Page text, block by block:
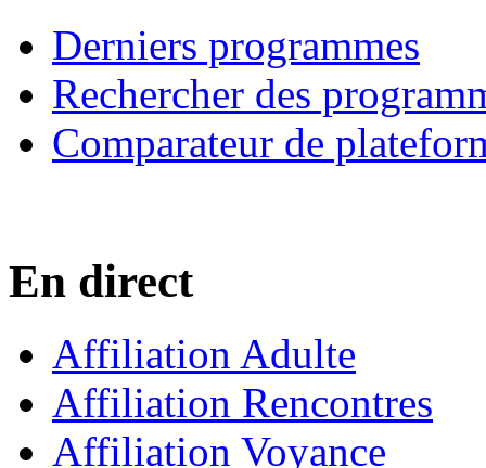
Derniers programmes
Rechercher des
Comparateur de
En direct
Affiliation Adulte
Affiliation Rencontres
Affiliation Voyance